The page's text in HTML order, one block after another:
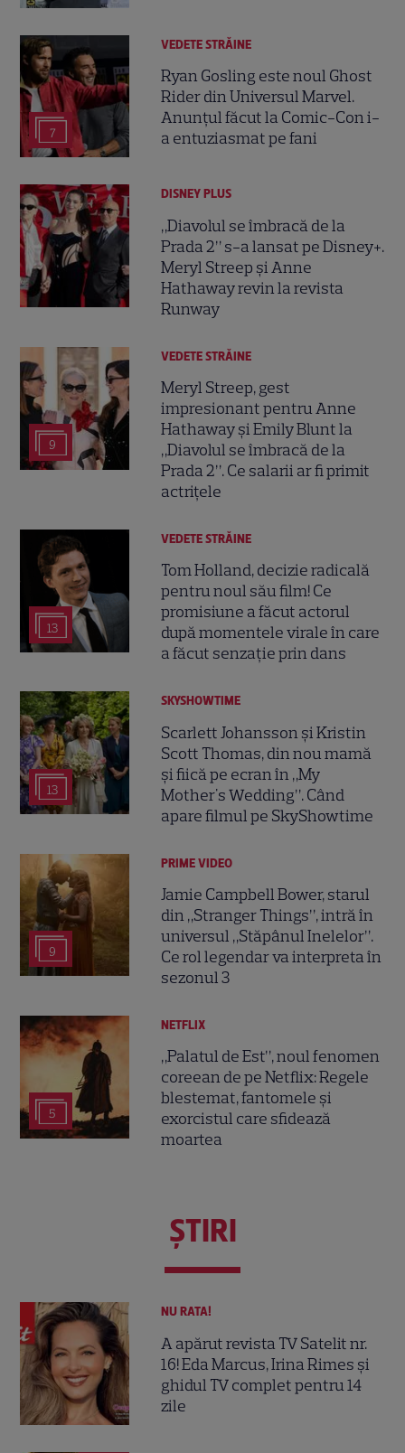
7
VEDETE STRĂINE
Ryan Gosling este noul Ghost
Rider din Universul Marvel.
Anunțul făcut la Comic-Con i-
a entuziasmat pe fani
DISNEY PLUS
„Diavolul se îmbracă de la
Prada 2” s-a lansat pe Disney+.
Meryl Streep și Anne
Hathaway revin la revista
Runway
9
VEDETE STRĂINE
Meryl Streep, gest
impresionant pentru Anne
Hathaway și Emily Blunt la
„Diavolul se îmbracă de la
Prada 2”. Ce salarii ar fi primit
actrițele
13
VEDETE STRĂINE
Tom Holland, decizie radicală
pentru noul său film! Ce
promisiune a făcut actorul
după momentele virale în care
a făcut senzație prin dans
13
SKYSHOWTIME
Scarlett Johansson și Kristin
Scott Thomas, din nou mamă
și fiică pe ecran în „My
Mother's Wedding”. Când
apare filmul pe SkyShowtime
9
PRIME VIDEO
Jamie Campbell Bower, starul
din „Stranger Things”, intră în
universul „Stăpânul Inelelor”.
Ce rol legendar va interpreta în
sezonul 3
5
NETFLIX
„Palatul de Est”, noul fenomen
coreean de pe Netflix: Regele
blestemat, fantomele și
exorcistul care sfidează
moartea
ŞTIRI
NU RATA!
A apărut revista TV Satelit nr.
16! Eda Marcus, Irina Rimes și
ghidul TV complet pentru 14
zile